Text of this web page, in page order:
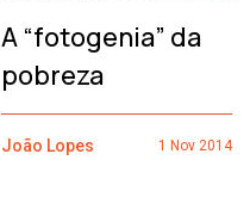
A “fotogenia” da
pobreza
João Lopes 1 Nov 2014